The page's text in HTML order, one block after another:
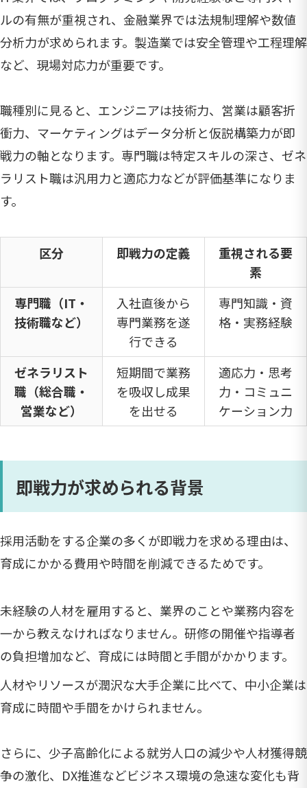
ルの有無が重視され、金融業界では法規制理解や数値
分析力が求められます。製造業では安全管理や工程理解
など、現場対応力が重要です。
職種別に見ると、エンジニアは技術力、営業は顧客折
衝力、マーケティングはデータ分析と仮説構築力が即
戦力の軸となります。専門職は特定スキルの深さ、ゼネ
ラリスト職は汎用力と適応力などが評価基準になりま
す。
区分 即戦力の定義
重視される要
素
専門職（IT・
技術職など）
入社直後から
専門業務を遂
行できる
専門知識・資
格・実務経験
ゼネラリスト
職（総合職・
営業など）
短期間で業務
を吸収し成果
を出せる
適応力・思考
力・コミュニ
ケーション力
即戦力が求められる背景
採用活動をする企業の多くが即戦力を求める理由は、
育成にかかる費用や時間を削減できるためです。
未経験の人材を雇用すると、業界のことや業務内容を
一から教えなければなりません。研修の開催や指導者
の負担増加など、育成には時間と手間がかかります。
人材やリソースが潤沢な大手企業に比べて、中小企業は
育成に時間や手間をかけられません。
さらに、少子高齢化による就労人口の減少や人材獲得競
争の激化、DX推進などビジネス環境の急速な変化も背